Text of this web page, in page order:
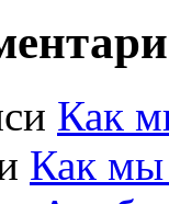
Как
Как мы